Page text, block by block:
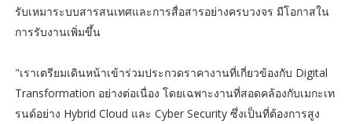
รับเหมาระบบสารสนเทศและการสื่อสารอย่างครบวงจร มีโอกาสใน
การรับงานเพิ่มขึ้น
"เราเตรียมเดินหน้าเข้าร่วมประกวดราคางานที่เกี่ยวข้องกับ Digital
Transformation อย่างต่อเนื่อง โดยเฉพาะงานที่สอดคล้องกับเมกะเท
รนด์อย่าง Hybrid Cloud และ Cyber Security ซึ่งเป็นที่ต้องการสูง